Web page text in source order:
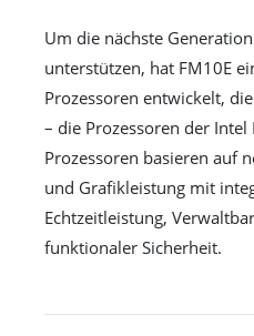
Um die nächste
unterstützen, hat FM10E
Prozessoren entwickelt,
– die Prozessoren der Intel
Prozessoren basieren auf
und Grafikleistung mit
Echtzeitleistung,
funktionaler Sicherheit.